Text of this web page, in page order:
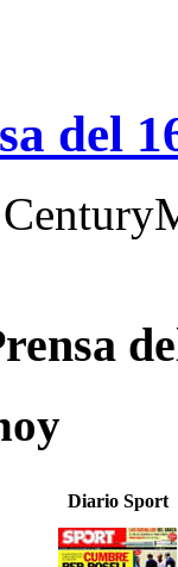
del
Diario Sport